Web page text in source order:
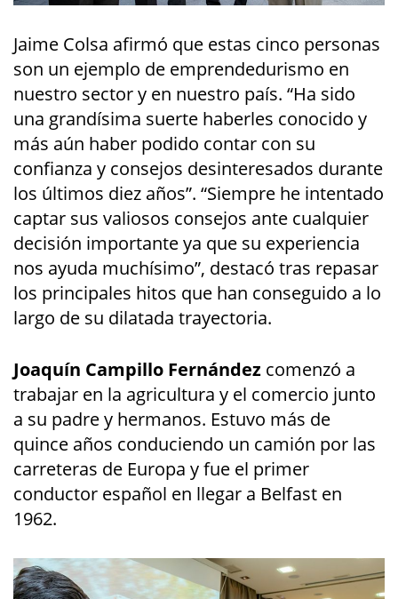
Jaime Colsa afirmó que estas cinco personas
son un ejemplo de emprendedurismo en
nuestro sector y en nuestro país. “Ha sido
una grandísima suerte haberles conocido y
más aún haber podido contar con su
confianza y consejos desinteresados durante
los últimos diez años”. “Siempre he intentado
captar sus valiosos consejos ante cualquier
decisión importante ya que su experiencia
nos ayuda muchísimo”, destacó tras repasar
los principales hitos que han conseguido a lo
largo de su dilatada trayectoria.
Joaquín Campillo Fernández comenzó a
trabajar en la agricultura y el comercio junto
a su padre y hermanos. Estuvo más de
quince años conduciendo un camión por las
carreteras de Europa y fue el primer
conductor español en llegar a Belfast en
1962.